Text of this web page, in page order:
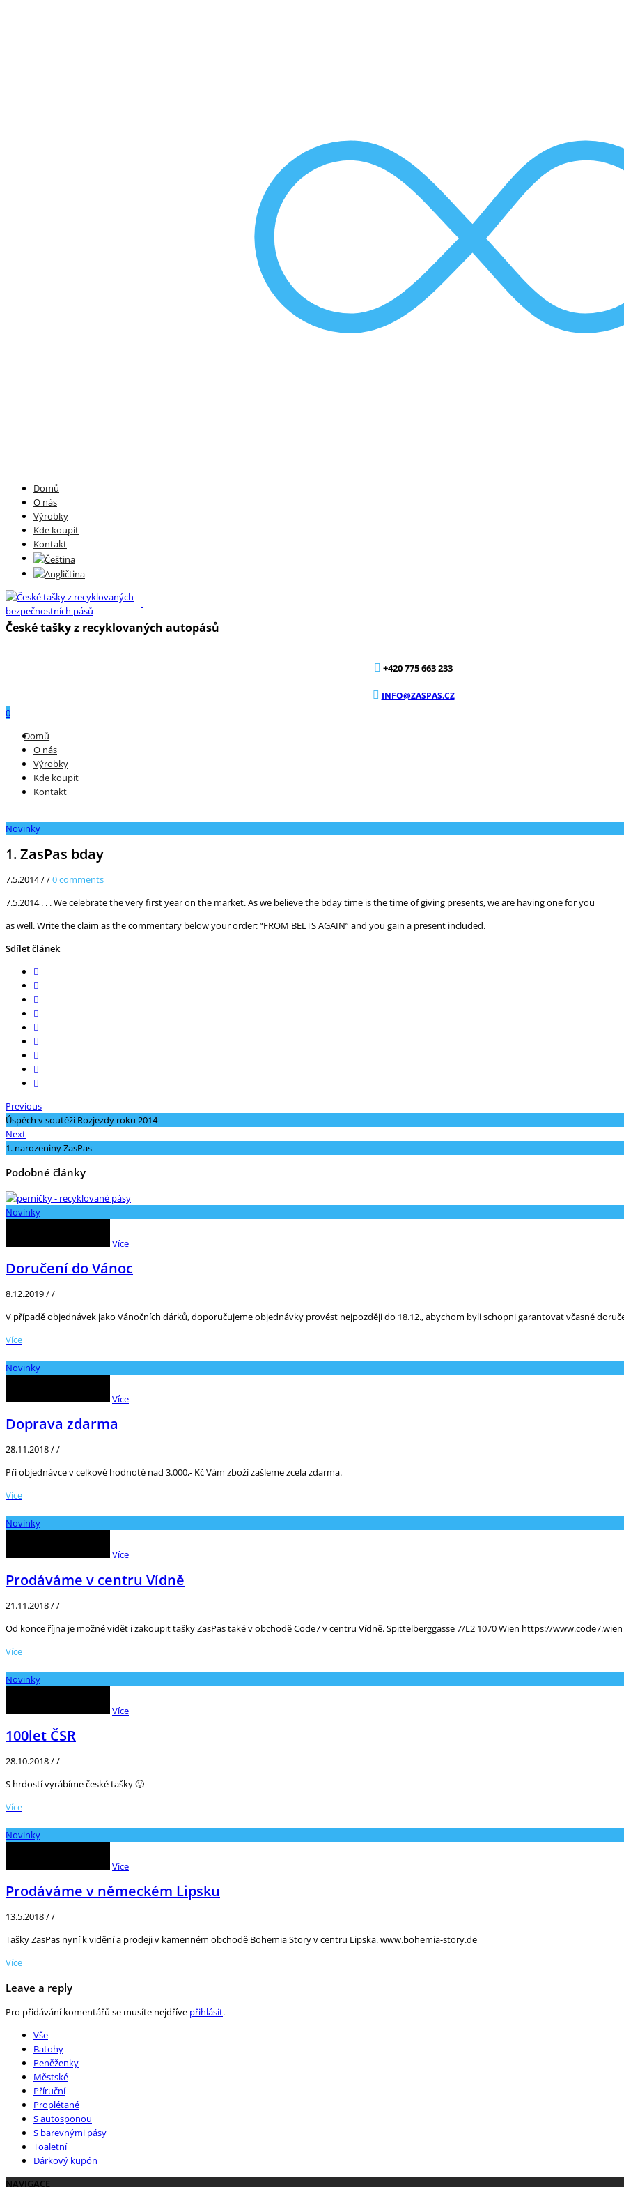
Domů
O nás
Výrobky
Kde koupit
Kontakt
České tašky z recyklovaných autopásů
+420 775 663 233
INFO@ZASPAS.CZ
0
Domů
O nás
Výrobky
Kde koupit
Kontakt
Novinky
1. ZasPas bday
7.5.2014//0comments
7.5.2014 . . . We celebrate the very first year on the market. As we believe the bday time is the time of giving presents, we are having one for you
as well. Write the claim as the commentary below your order: “FROM BELTS AGAIN” and you gain a present included.
Sdílet článek
Previous
Úspěch v soutěži Rozjezdy roku 2014
Next
1. narozeniny ZasPas
Podobné články
Novinky
Více
Doručení do Vánoc
8.12.2019//
V případě objednávek jako Vánočních dárků, doporučujeme objednávky provést nejpozději do 18.12., abychom byli schopni garantovat včasné
Více
Novinky
Více
Doprava zdarma
28.11.2018//
Při objednávce v celkové hodnotě nad 3.000,- Kč Vám zboží zašleme zcela zdarma.
Více
Novinky
Více
Prodáváme v centru Vídně
21.11.2018//
Od konce října je možné vidět i zakoupit tašky ZasPas také v obchodě Code7 v centru Vídně. Spittelberggasse 7/L2 1070 Wien https://www.code7.wien
Více
Novinky
Více
100let ČSR
28.10.2018//
S hrdostí vyrábíme české tašky 🙂
Více
Novinky
Více
Prodáváme v německém Lipsku
13.5.2018//
Tašky ZasPas nyní k vidění a prodeji v kamenném obchodě Bohemia Story v centru Lipska. www.bohemia-story.de
Více
Leave a reply
Pro přidávání komentářů se musíte nejdříve přihlásit.
Vše
Batohy
Peněženky
Městské
Příruční
Proplétané
S autosponou
S barevnými pásy
Toaletní
Dárkový kupón
NAVIGACE